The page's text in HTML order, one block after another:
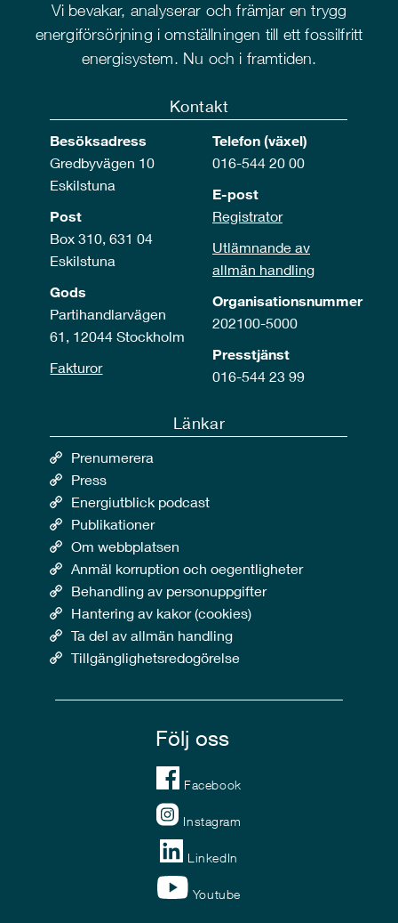
Vi bevakar, analyserar och främjar en trygg
energiförsörjning i omställningen till ett fossilfritt
energisystem. Nu och i framtiden.
Kontakt
Besöksadress
Gredbyvägen 10
Eskilstuna
Post
Box 310, 631 04
Eskilstuna
Gods
Partihandlarvägen
61, 12044 Stockholm
Fakturor
Telefon (växel)
016-544 20 00
E-post
Registrator
Utlämnande av
allmän handling
Organisationsnummer
202100-5000
Presstjänst
016-544 23 99
Länkar
Prenumerera
Press
Energiutblick podcast
Publikationer
Om webbplatsen
Anmäl korruption och oegentligheter
Behandling av personuppgifter
Hantering av kakor (cookies)
Ta del av allmän handling
Tillgänglighetsredogörelse
Följ oss
Facebook
Instagram
LinkedIn
Youtube